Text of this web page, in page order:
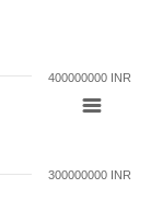
300000000 INR
400000000 INR